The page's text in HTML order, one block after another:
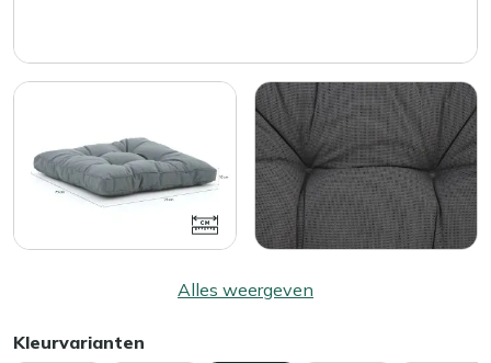
Alles weergeven
Kleurvarianten